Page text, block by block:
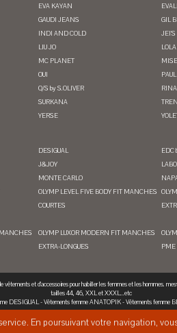
EVA KAYAN
GAUDI JEANS GIL
INDI AND COLD JEI'S
LIU JO
MC PLANET
OUI
Q/S by S.OLIVER
SURKANA
YERSE
DESIGUAL EDC
J&JOY
MONTE CARLO
OLYMP LEVEL FIVE BODY FIT MANCHES
COURTES
OLYMP LUXOR MODERN FIT MANCHES
EXTRA-LONGUES
PME
et d'accessoires pour habiller les femmes et les hommes.
tailles 44, 46, XXL et XXXL...etc
DESIGUAL-Vêtements femme ANATOPIK-Vêtements femme
En poursuivant votre navigation,